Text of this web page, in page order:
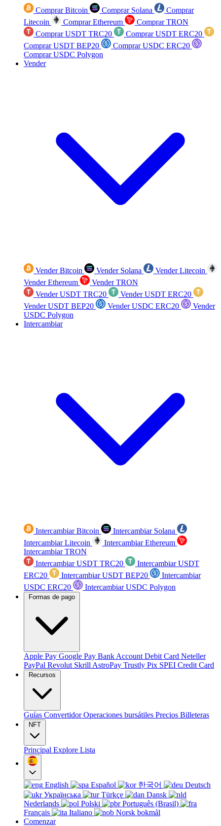
Comprar Bitcoin Comprar Solana
Comprar
Litecoin
Comprar Ethereum
Comprar TRON
Comprar USDT TRC20
Comprar USDT ERC20
Comprar USDT BEP20
Comprar USDC ERC20
Comprar USDC Polygon
Vender
Vender Bitcoin Vender Solana
Vender Litecoin
Vender Ethereum
Vender TRON
Vender USDT TRC20
Vender USDT ERC20
Vender USDT BEP20
Vender USDC ERC20
Vender
USDC Polygon
Intercambiar
Intercambiar Bitcoin
Intercambiar Solana
Intercambiar Litecoin
Intercambiar Ethereum
Intercambiar TRON
Intercambiar USDT TRC20
Intercambiar USDT
ERC20
Intercambiar USDT BEP20
Intercambiar
USDC ERC20
Intercambiar USDC Polygon
Formas de pago
Apple Pay Google Pay Bank Account Debit Card Neteller
PayPal Revolut Skrill AstroPay Trustly Pix SPEI Credit Card
Recursos
Guías ConvertidorOperaciones bursátiles Precios Billeteras
NFT
Principal Explore Lista
English Español 한국어
Deutsch
Українська
Türkçe
Dansk
Nederlands
Polski
Português (Brasil)
Français
Italiano
Norsk bokmål
Comenzar